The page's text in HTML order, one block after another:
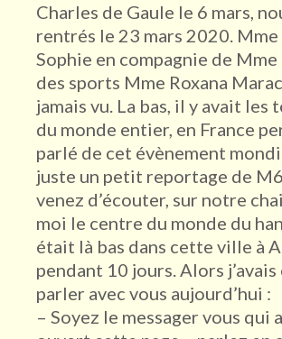
Charles de Gaule le 6 mars,
rentrés le 23 mars 2020.
Sophie en compagnie de
des sports Mme Roxana
jamais vu. La bas, il y avait les
du monde entier, en France
parlé de cet évènement
juste un petit reportage de
venez d’écouter, sur notre
moi le centre du monde du
était là bas dans cette ville à
pendant 10 jours. Alors j’avais
parler avec vous aujourd’hui :
– Soyez le messager vous qui